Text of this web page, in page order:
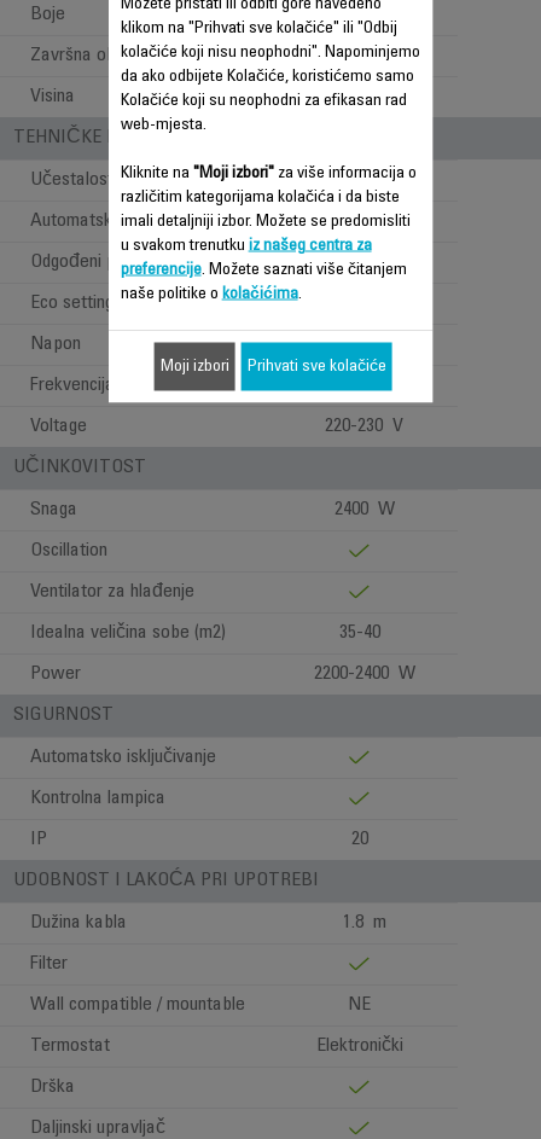
Boje White
Završna obrada Satiny
Visina 0.81 m
TEHNIČKE KARAKTERISTIKE
Učestalost upotrebe Svakodnevno
Automatsko isključivanje
Odgođeni početak
Eco setting
Napon 220 V
Frekvencija
Voltage 220-230 V
UČINKOVITOST
Snaga 2400 W
Oscillation
Ventilator za hlađenje
Idealna veličina sobe (m2) 35-40
Power 2200-2400 W
SIGURNOST
Automatsko isključivanje
Kontrolna lampica
IP 20
UDOBNOST I LAKOĆA PRI UPOTREBI
Dužina kabla 1.8 m
Filter
Wall compatible / mountable NE
Termostat Elektronički
Drška
Daljinski upravljač
Možete pristati ili odbiti gore navedeno
klikom na "Prihvati sve kolačiće" ili "Odbij
kolačiće koji nisu neophodni". Napominjemo
da ako odbijete Kolačiće, koristićemo samo
Kolačiće koji su neophodni za efikasan rad
web-mjesta.
Kliknite na "Moji izbori"za više informacija o
različitim kategorijama kolačića i da biste
imali detaljniji izbor. Možete se predomisliti
u svakom trenutku iz našeg centra za
preferencije. Možete saznati više čitanjem
naše politike o kolačićima.
Moji izbori Prihvati sve kolačiće